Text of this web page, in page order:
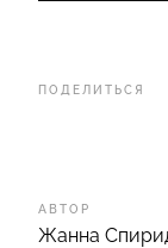
ПОДЕЛИТЬСЯ
АВТОР
Жанна